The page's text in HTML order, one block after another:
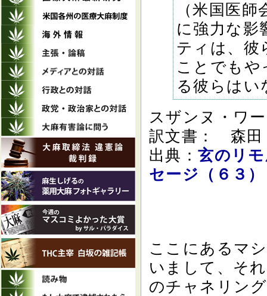
（米国医
に強力な影
ティは、彼
ことでもや
る彼らはい
スザンヌ・ワ
訳文書： 森
出典：玄のリ
セージ（６３）
ここにあるマ
いまして、そ
のチャネリン